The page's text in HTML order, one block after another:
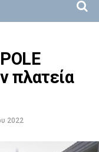
πλατεία
2022